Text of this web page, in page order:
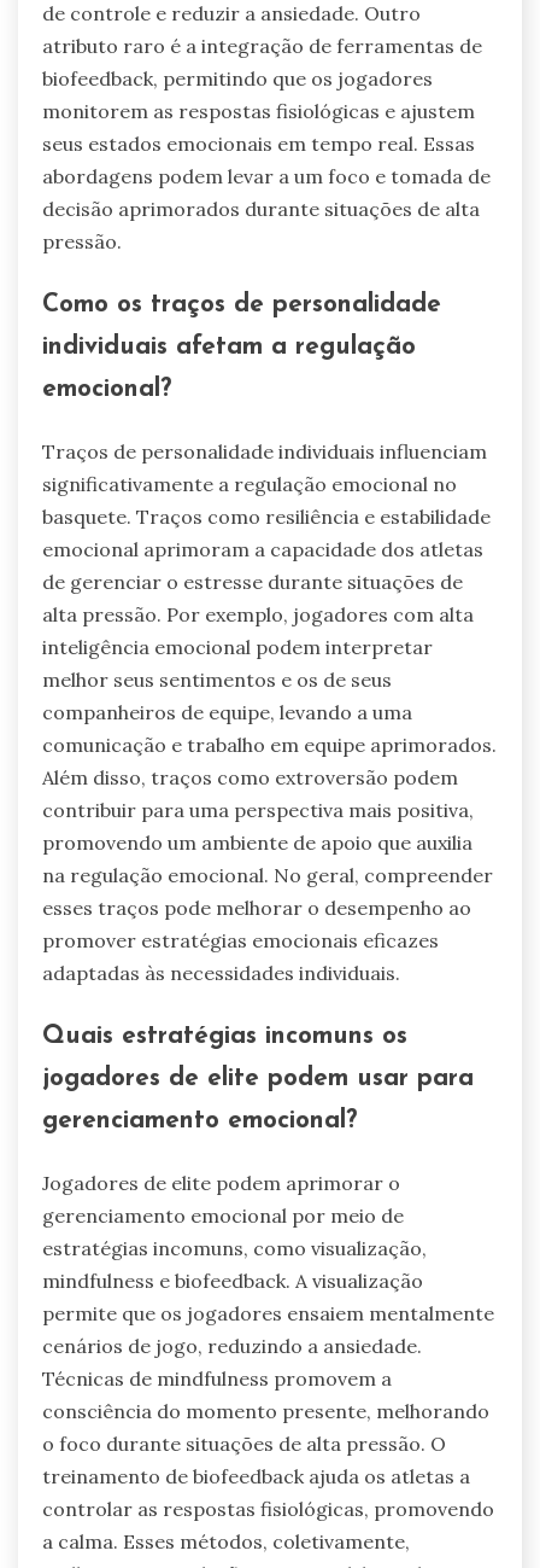
de controle e reduzir a ansiedade. Outro
atributo raro é a integração de ferramentas de
biofeedback, permitindo que os jogadores
monitorem as respostas fisiológicas e ajustem
seus estados emocionais em tempo real. Essas
abordagens podem levar a um foco e tomada de
decisão aprimorados durante situações de alta
pressão.
Como os traços de personalidade
individuais afetam a regulação
emocional?
Traços de personalidade individuais influenciam
significativamente a regulação emocional no
basquete. Traços como resiliência e estabilidade
emocional aprimoram a capacidade dos atletas
de gerenciar o estresse durante situações de
alta pressão. Por exemplo, jogadores com alta
inteligência emocional podem interpretar
melhor seus sentimentos e os de seus
companheiros de equipe, levando a uma
comunicação e trabalho em equipe aprimorados.
Além disso, traços como extroversão podem
contribuir para uma perspectiva mais positiva,
promovendo um ambiente de apoio que auxilia
na regulação emocional. No geral, compreender
esses traços pode melhorar o desempenho ao
promover estratégias emocionais eficazes
adaptadas às necessidades individuais.
Quais estratégias incomuns os
jogadores de elite podem usar para
gerenciamento emocional?
Jogadores de elite podem aprimorar o
gerenciamento emocional por meio de
estratégias incomuns, como visualização,
mindfulness e biofeedback. A visualização
permite que os jogadores ensaiem mentalmente
cenários de jogo, reduzindo a ansiedade.
Técnicas de mindfulness promovem a
consciência do momento presente, melhorando
o foco durante situações de alta pressão. O
treinamento de biofeedback ajuda os atletas a
controlar as respostas fisiológicas, promovendo
a calma. Esses métodos, coletivamente,